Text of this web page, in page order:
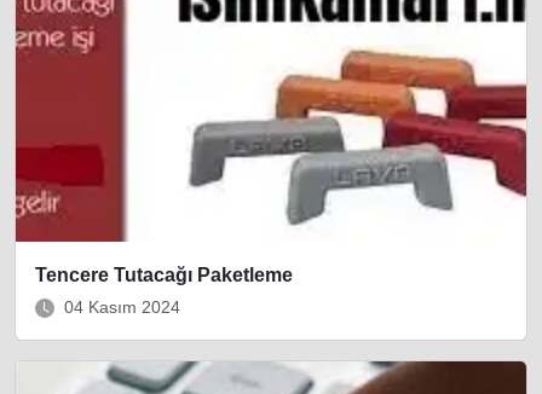
Tencere Tutacağı Paketleme
04 Kasım 2024